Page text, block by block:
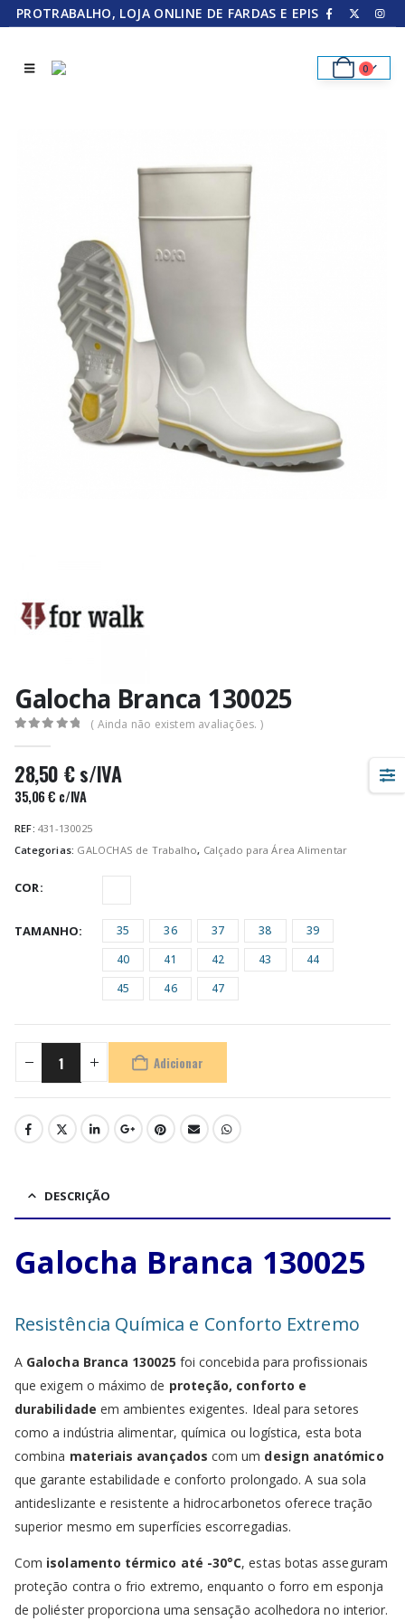
PROTRABALHO, LOJA ONLINE DE FARDAS E EPIS
0
Galocha Branca 130025
( Ainda não existem avaliações. )
28,50 €s/IVA
35,06€ c/IVA
REF: 431-130025
Categorias: GALOCHAS de Trabalho, Calçado para Área Alimentar
COR
TAMANHO 35 36 37 38
39
40
41 42 43
44
45
46 47
Adicionar
DESCRIÇÃO
Galocha Branca 130025
Resistência Química e Conforto Extremo
A Galocha Branca 130025 foi concebida para profissionais
que exigem o máximo de proteção, conforto e
durabilidade em ambientes exigentes. Ideal para setores
como a indústria alimentar, química ou logística, esta bota
combina materiais avançados com um design anatómico
que garante estabilidade e conforto prolongado. A sua sola
antideslizante e resistente a hidrocarbonetos oferece tração
superior mesmo em superfícies escorregadias.
Com isolamento térmico até -30°C, estas botas asseguram
proteção contra o frio extremo, enquanto o forro em esponja
de poliéster proporciona uma sensação acolhedora no interior.